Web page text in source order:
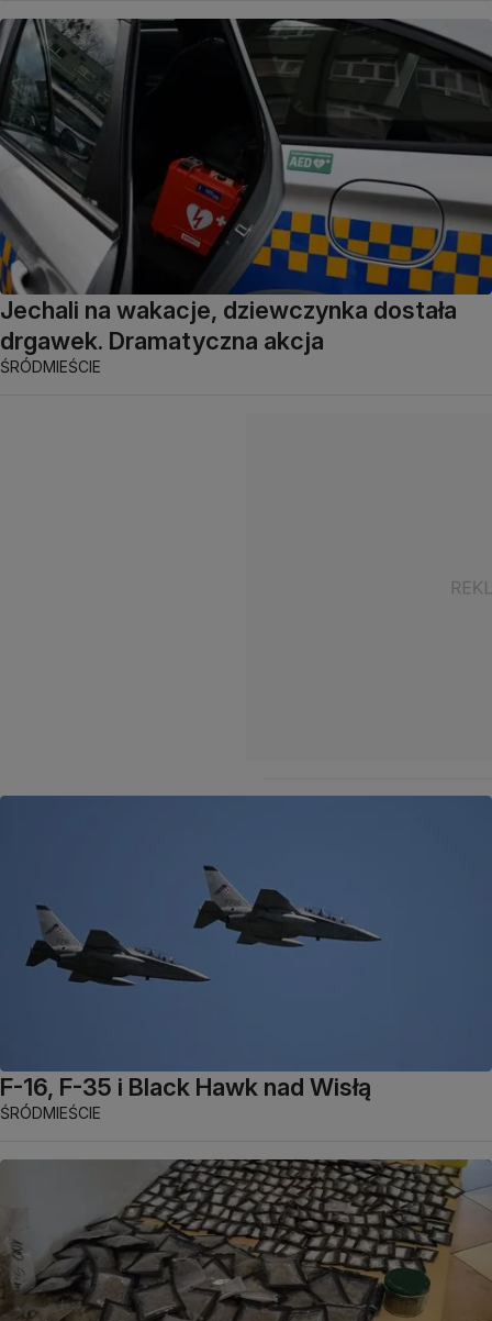
Jechali na wakacje, dziewczynka dostała
drgawek. Dramatyczna akcja
ŚRÓDMIEŚCIE
F-16, F-35 i Black Hawk nad Wisłą
ŚRÓDMIEŚCIE